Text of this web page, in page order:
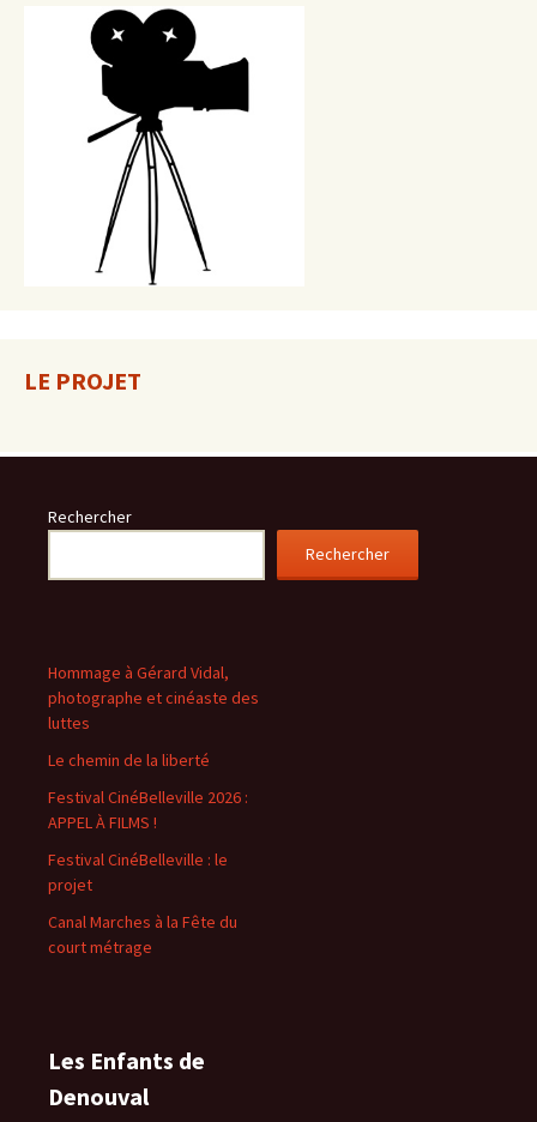
LE PROJET
Rechercher
Rechercher
Hommage à Gérard Vidal,
photographe et cinéaste des
luttes
Le chemin de la liberté
Festival CinéBelleville 2026 :
APPEL À FILMS !
Festival CinéBelleville : le
projet
Canal Marches à la Fête du
court métrage
Les Enfants de
Denouval